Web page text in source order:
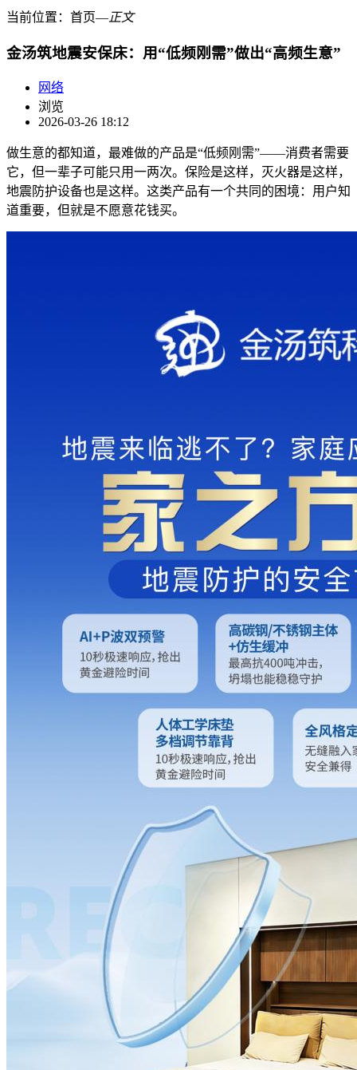
当前位置： 首页―正文
金汤筑地震安保床：用“低频刚需”做出“高频生意”
网络
浏览
2026-03-26 18:12
做生意的都知道，最难做的产品是“低频刚需”——消费者需要
它，但一辈子可能只用一两次。保险是这样，灭火器是这样，
地震防护设备也是这样。这类产品有一个共同的困境：用户知
道重要，但就是不愿意花钱买。